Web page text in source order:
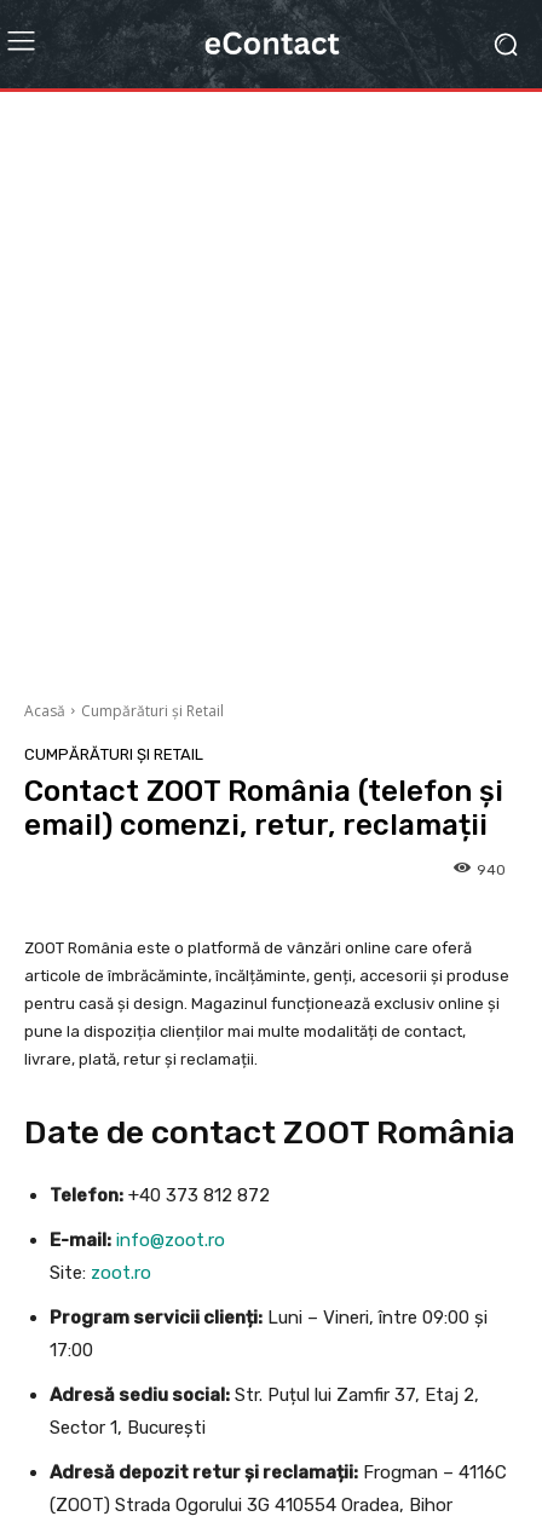
Acasă Cumpărături și Retail
CUMPĂRĂTURI ȘI RETAIL
Contact ZOOT România (telefon și
email) comenzi, retur, reclamații
940
ZOOT România este o platformă de vânzări online care oferă
articole de îmbrăcăminte, încălțăminte, genți, accesorii și produse
pentru casă și design. Magazinul funcționează exclusiv online și
pune la dispoziția clienților mai multe modalități de contact,
livrare, plată, retur și reclamații.
Date de contact ZOOT România
Telefon: +40 373 812 872
E-mail: info@zoot.ro
Site: zoot.ro
Program servicii clienți: Luni – Vineri, între 09:00 și
17:00
Adresă sediu social: Str. Puțul lui Zamfir 37, Etaj 2,
Sector 1, București
Adresă depozit retur și reclamații: Frogman – 4116C
(ZOOT) Strada Ogorului 3G 410554 Oradea, Bihor